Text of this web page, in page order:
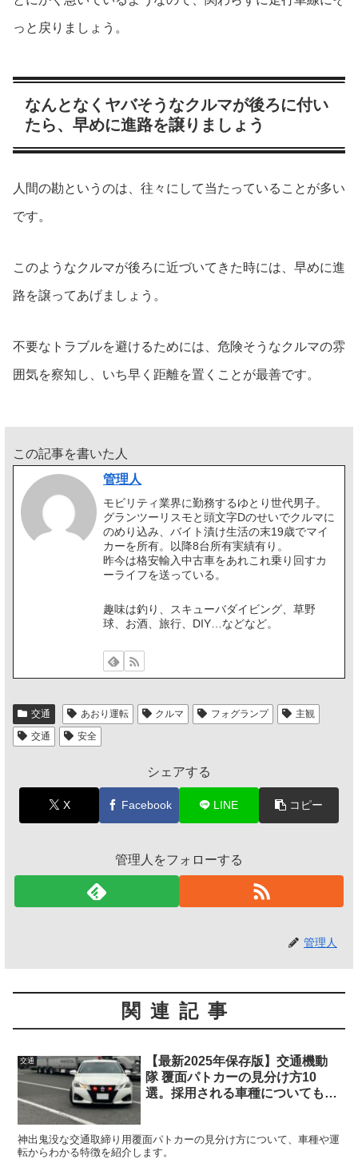
っと戻りましょう。
なんとなくヤバそうなクルマが後ろに付い
たら、早めに進路を譲りましょう
人間の勘というのは、往々にして当たっていることが多い
です。
このようなクルマが後ろに近づいてきた時には、早めに進
路を譲ってあげましょう。
不要なトラブルを避けるためには、危険そうなクルマの雰
囲気を察知し、いち早く距離を置くことが最善です。
この記事を書いた人
管理人
モビリティ業界に勤務するゆとり世代男子。
グランツーリスモと頭文字Dのせいでクルマに
のめり込み、バイト漬け生活の末19歳でマイ
カーを所有。以降8台所有実績有り。
昨今は格安輸入中古車をあれこれ乗り回すカ
ーライフを送っている。
趣味は釣り、スキューバダイビング、草野
球、お酒、旅行、DIY…などなど。
交通 あおり運転 クルマ フォグランプ
主観
交通
安全
シェアする
X Facebook LINE コピー
管理人をフォローする
管理人
関連記事
交通
【最新2025年保存版】交通機動
隊 覆面パトカーの見分け方10
選。採用される車種についても紹
神出鬼没な交通取締り用覆面パトカーの見分け方について、車種や運
転からわかる特徴を紹介します。